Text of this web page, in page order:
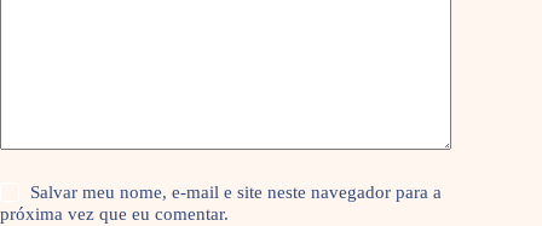
Salvar meu nome, e-mail e site neste navegador para a
próxima vez que eu comentar.